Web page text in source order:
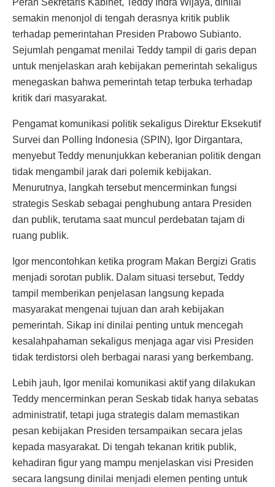
semakin menonjol di tengah derasnya kritik publik
terhadap pemerintahan Presiden Prabowo Subianto.
Sejumlah pengamat menilai Teddy tampil di garis depan
untuk menjelaskan arah kebijakan pemerintah sekaligus
menegaskan bahwa pemerintah tetap terbuka terhadap
kritik dari masyarakat.
Pengamat komunikasi politik sekaligus Direktur Eksekutif
Survei dan Polling Indonesia (SPIN), Igor Dirgantara,
menyebut Teddy menunjukkan keberanian politik dengan
tidak mengambil jarak dari polemik kebijakan.
Menurutnya, langkah tersebut mencerminkan fungsi
strategis Seskab sebagai penghubung antara Presiden
dan publik, terutama saat muncul perdebatan tajam di
ruang publik.
Igor mencontohkan ketika program Makan Bergizi Gratis
menjadi sorotan publik. Dalam situasi tersebut, Teddy
tampil memberikan penjelasan langsung kepada
masyarakat mengenai tujuan dan arah kebijakan
pemerintah. Sikap ini dinilai penting untuk mencegah
kesalahpahaman sekaligus menjaga agar visi Presiden
tidak terdistorsi oleh berbagai narasi yang berkembang.
Lebih jauh, Igor menilai komunikasi aktif yang dilakukan
Teddy mencerminkan peran Seskab tidak hanya sebatas
administratif, tetapi juga strategis dalam memastikan
pesan kebijakan Presiden tersampaikan secara jelas
kepada masyarakat. Di tengah tekanan kritik publik,
kehadiran figur yang mampu menjelaskan visi Presiden
secara langsung dinilai menjadi elemen penting untuk